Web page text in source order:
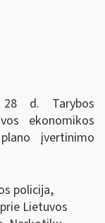
d. Tarybos
ekonomikos
įvertinimo
policija,
Lietuvos